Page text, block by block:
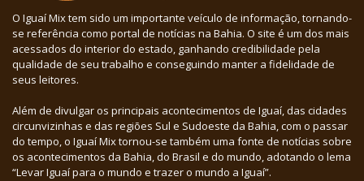
O Iguaí Mix tem sido um importante veículo de informação, tornando-
se referência como portal de notícias na Bahia. O site é um dos mais
acessados do interior do estado, ganhando credibilidade pela
qualidade de seu trabalho e conseguindo manter a fidelidade de
seus leitores.
Além de divulgar os principais acontecimentos de Iguaí, das cidades
circunvizinhas e das regiões Sul e Sudoeste da Bahia, com o passar
do tempo, o Iguaí Mix tornou-se também uma fonte de notícias sobre
os acontecimentos da Bahia, do Brasil e do mundo, adotando o lema
“Levar Iguaí para o mundo e trazer o mundo a Iguaí”.